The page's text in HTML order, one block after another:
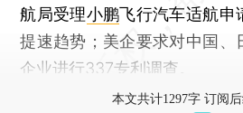
航局受理小鹏飞行汽车适航申
提速趋势；美企要求对中国、
企业进行337专利调查。
本文共计1297字 订阅